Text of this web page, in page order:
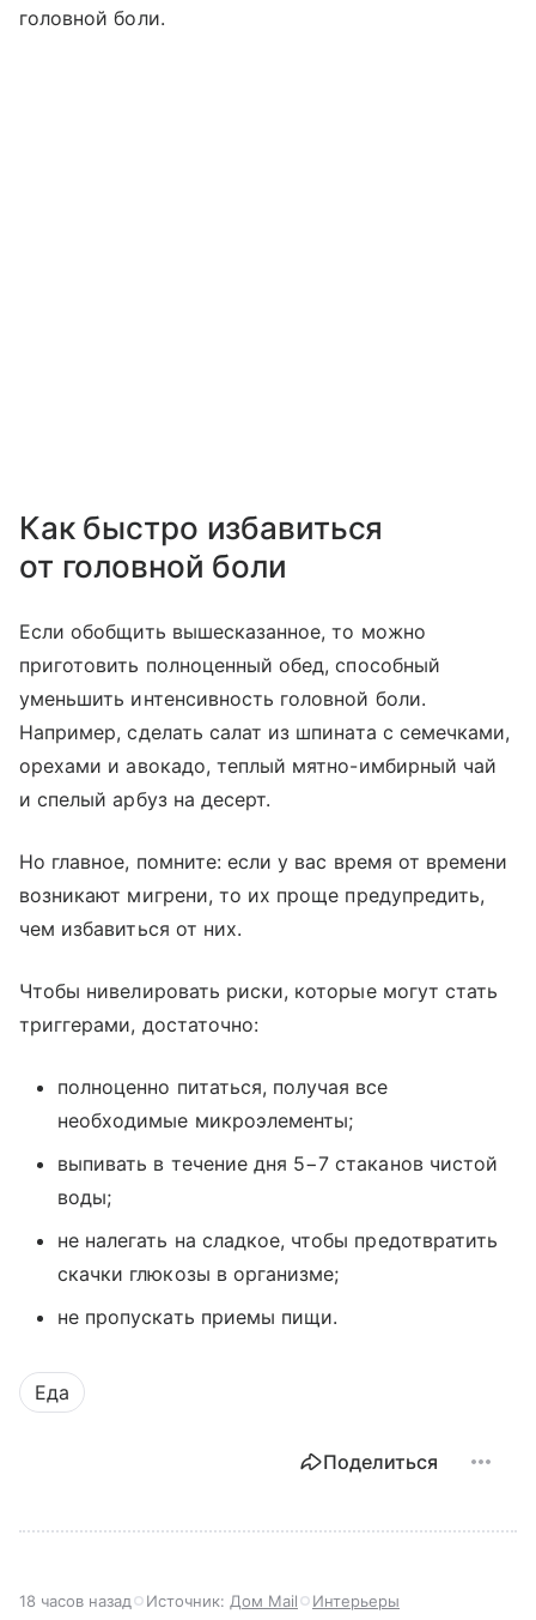
головной боли.
Как быстро избавиться
от головной боли
Если обобщить вышесказанное, то можно
приготовить полноценный обед, способный
уменьшить интенсивность головной боли.
Например, сделать салат из шпината с семечками,
орехами и авокадо, теплый мятно-имбирный чай
и спелый арбуз на десерт.
Но главное, помните: если у вас время от времени
возникают мигрени, то их проще предупредить,
чем избавиться от них.
Чтобы нивелировать риски, которые могут стать
триггерами, достаточно:
полноценно питаться, получая все
необходимые микроэлементы;
выпивать в течение дня 5−7 стаканов чистой
воды;
не налегать на сладкое, чтобы предотвратить
скачки глюкозы в организме;
не пропускать приемы пищи.
Еда
Поделиться
18 часов назад Источник: Дом Mail Интерьеры